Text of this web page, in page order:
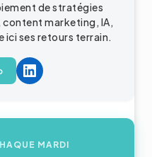
de stratégies
content marketing, IA,
ici ses retours terrain.
MARDI